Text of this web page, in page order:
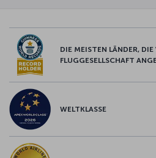
DIE MEISTEN LÄNDER, DIE
FLUGGESELLSCHAFT
WELTKLASSE